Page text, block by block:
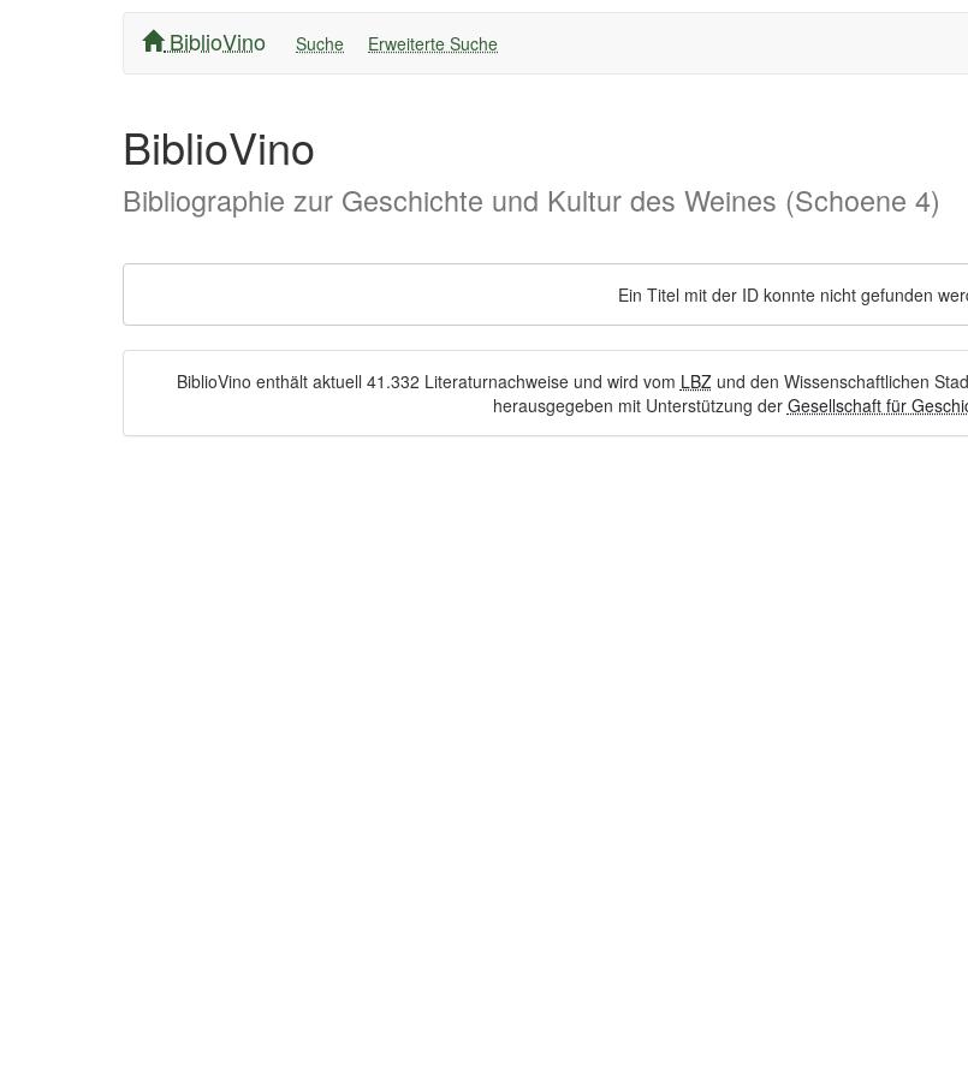
BiblioVino Suche Erweiterte Suche
BiblioVino
Bibliographie zur Geschichte und Kultur des Weines (Schoene 4)
Ein Titel mit der ID konnte nicht gefunden
BiblioVino enthält aktuell 41.332 Literaturnachweise und wird vom LBZund den Wissenschaftlichen
herausgegeben mit Unterstützung der Gesellschaft für